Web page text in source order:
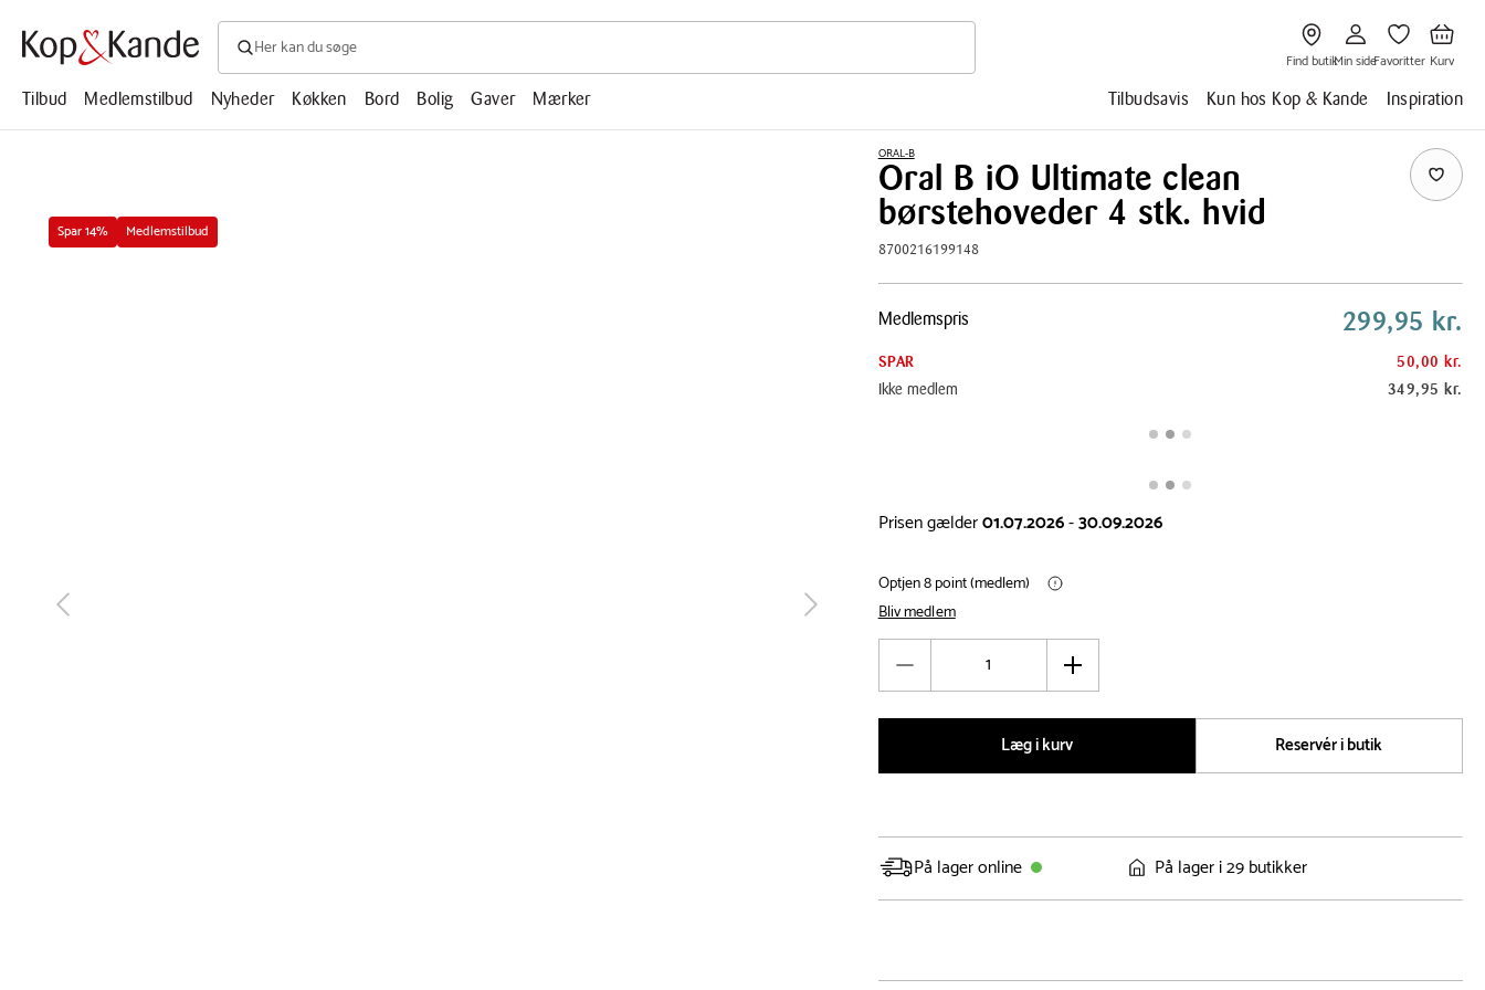
Søg efter produkter, artikler, opskrifter, mm.
Søg
efter
artikler,
Gå
til
Find
butik
Find butik
til
Min
side
Min side
til
Favoritter
Favoritter
til
Kurv
Kurv
Tilbud
Medlemstilbud Nyheder Køkken Bord Bolig Gaver Mærker Tilbudsavis Kun hos Kop & Kande Inspiration
Spar 14% Medlemstilbud
næste tilbage
ORAL-B
Oral B iO Ultimate clean
børstehoveder 4 stk. hvid
8700216199148
Pris
Medlemspris 299,95 kr.
SPAR
50,00 kr.
Ikke medlem
349,95 kr.
Prisen gælder01.07.2026-30.09.2026
Optjen 8 point (medlem)
Bliv medlem
Øg
Læg i kurv
Reservér i butik
På lager online På lager i 29 butikker